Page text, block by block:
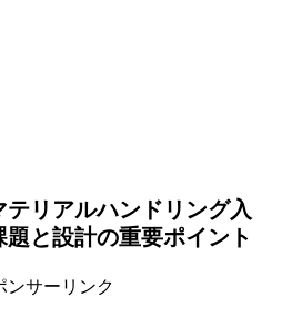
リアルハンドリング入
題と設計の重要ポイント
ンサーリンク